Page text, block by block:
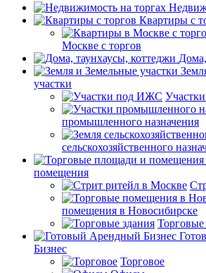
Квартиры с
Москве с торгов
участки
промышленного назначения
сельскохозяйственного
помещения
помещения в Новосибирске
Торговые
Бизнес
Торговое